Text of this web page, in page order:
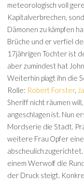
meteorologisch voll
Kapitalverbrechen,
Dämonen zu kämpfen
Brüche und er verfiel
17jährigen Tochter ist
aber zumindest hat
Weiterhin plagt ihn die
Rolle: Robert Forster,
Sheriff nicht räumen
angeschlagen ist. Nun
Mordserie die Stadt.
weitere Frau Opfer
abscheulich
einem Werwolf die
der Druck steigt.